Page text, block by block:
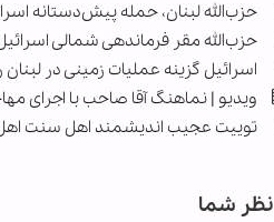
حزب‌الله لبنان، حمله پیش‌دستانه
حزب‌الله مقر فرماندهی شمالی
اسرائیل گزینه عملیات زمینی در
ویدیو | نماهنگ آقا صاحب با اجرای
توییت عجیب اندیشمند اهل سنت
نظر شما